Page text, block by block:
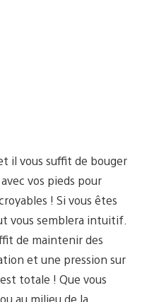
il vous suffit de bouger
vos pieds pour
! Si vous êtes
vous semblera intuitif.
de maintenir des
et une pression sur
totale ! Que vous